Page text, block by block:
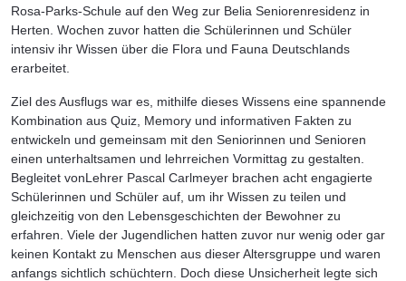
Rosa-Parks-Schule auf den Weg zur Belia Seniorenresidenz in
Herten. Wochen zuvor hatten die Schülerinnen und Schüler
intensiv ihr Wissen über die Flora und Fauna Deutschlands
erarbeitet.
Ziel des Ausflugs war es, mithilfe dieses Wissens eine spannende
Kombination aus Quiz, Memory und informativen Fakten zu
entwickeln und gemeinsam mit den Seniorinnen und Senioren
einen unterhaltsamen und lehrreichen Vormittag zu gestalten.
Begleitet vonLehrer Pascal Carlmeyer brachen acht engagierte
Schülerinnen und Schüler auf, um ihr Wissen zu teilen und
gleichzeitig von den Lebensgeschichten der Bewohner zu
erfahren. Viele der Jugendlichen hatten zuvor nur wenig oder gar
keinen Kontakt zu Menschen aus dieser Altersgruppe und waren
anfangs sichtlich schüchtern. Doch diese Unsicherheit legte sich